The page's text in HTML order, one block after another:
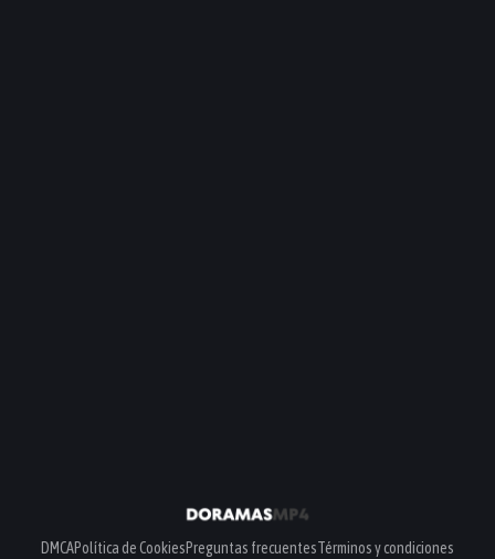
DMCAPolítica de CookiesPreguntas frecuentesTérminos y condiciones